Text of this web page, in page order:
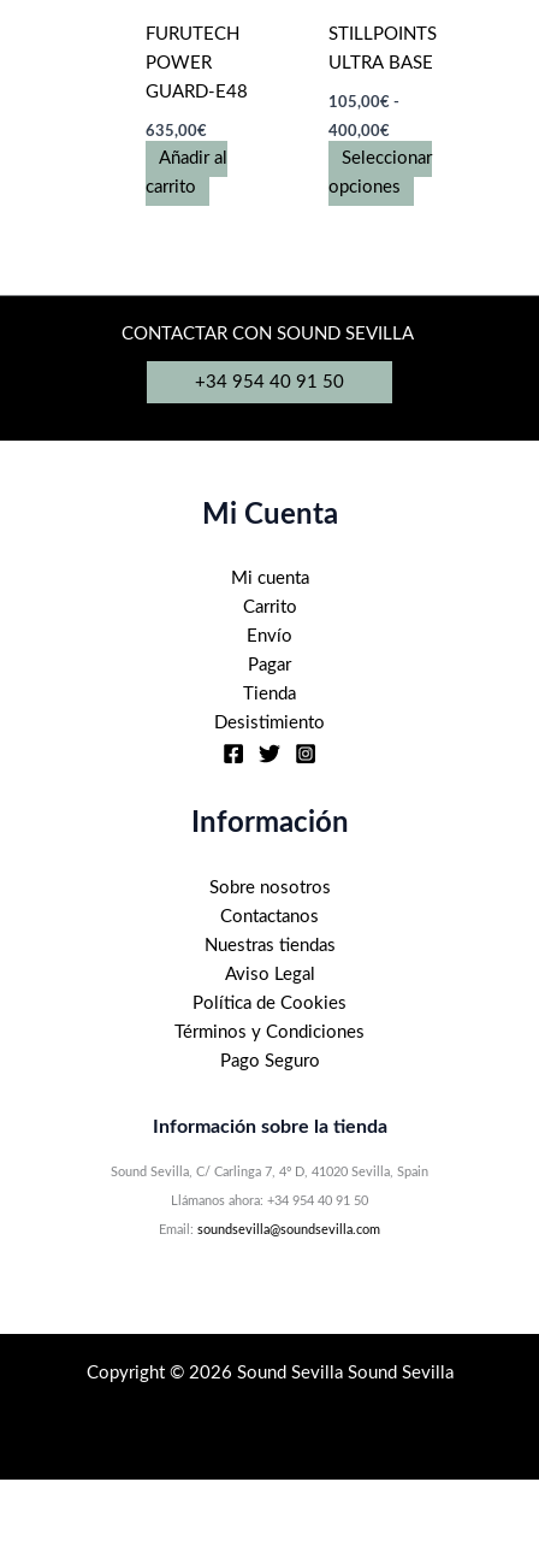
elegir
la
elegir
en
de
FURUTECH
POWER
GUARD-E48
635,00€
Añadir al
carrito
STILLPOINTS
ULTRA BASE
105,00€ -
400,00€
de
precios:
desde
105,00€
Seleccionar
opciones
CONTACTAR CON SOUND SEVILLA
+34 954 40 91 50
Mi Cuenta
Mi cuenta
Carrito
Envío
Pagar
Tienda
Desistimiento
Información
Sobre nosotros
Contactanos
Nuestras tiendas
Aviso Legal
Política de Cookies
Términos y Condiciones
Pago Seguro
Información sobre la tienda
Sound Sevilla, C/ Carlinga 7, 4º D, 41020 Sevilla, Spain
Llámanos ahora: +34 954 40 91 50
Email: soundsevilla@soundsevilla.com
Copyright © 2026 Sound Sevilla Sound Sevilla